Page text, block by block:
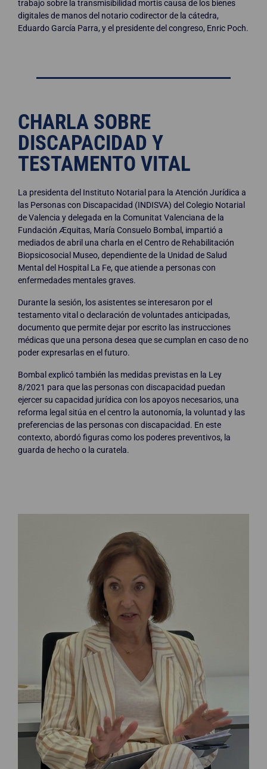
trabajo sobre la transmisibilidad mortis causa de los bienes
digitales de manos del notario codirector de la cátedra,
Eduardo García Parra, y el presidente del congreso, Enric Poch.
CHARLA SOBRE
DISCAPACIDAD Y
TESTAMENTO VITAL
La presidenta del Instituto Notarial para la Atención Jurídica a
las Personas con Discapacidad (INDISVA) del Colegio Notarial
de Valencia y delegada en la Comunitat Valenciana de la
Fundación Æquitas, María Consuelo Bombal, impartió a
mediados de abril una charla en el Centro de Rehabilitación
Biopsicosocial Museo, dependiente de la Unidad de Salud
Mental del Hospital La Fe, que atiende a personas con
enfermedades mentales graves.
Durante la sesión, los asistentes se interesaron por el
testamento vital o declaración de voluntades anticipadas,
documento que permite dejar por escrito las instrucciones
médicas que una persona desea que se cumplan en caso de no
poder expresarlas en el futuro.
Bombal explicó también las medidas previstas en la Ley
8/2021 para que las personas con discapacidad puedan
ejercer su capacidad jurídica con los apoyos necesarios, una
reforma legal sitúa en el centro la autonomía, la voluntad y las
preferencias de las personas con discapacidad. En este
contexto, abordó figuras como los poderes preventivos, la
guarda de hecho o la curatela.